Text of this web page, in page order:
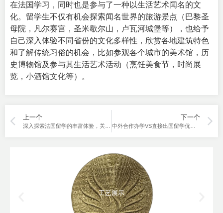
在法国学习，同时也是参与了一种以生活艺术闻名的文
化。留学生不仅有机会探索闻名世界的旅游景点（巴黎圣
母院，凡尔赛宫，圣米歇尔山，卢瓦河城堡等），也给予
自己深入体验不同省份的文化多样性，欣赏各地建筑特色
和了解传统习俗的机会，比如参观各个城市的美术馆，历
史博物馆及参与其生活艺术活动（烹饪美食节，时尚展
览，小酒馆文化等）。
上一个 下一个
中外合作办学VS直接出国留学优缺点盘点
工艺展示